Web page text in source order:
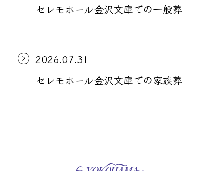
セレモホール金沢文庫での一般葬
2026.07.31
セレモホール金沢文庫での家族葬